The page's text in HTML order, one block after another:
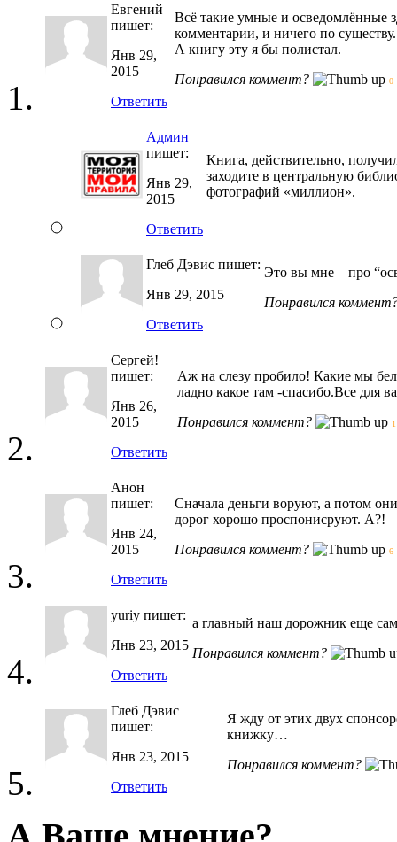
Евгений
пишет:
Янв 29,
2015
Ответить
Всё такие умные и осведомлённые
комментарии, и ничего по
А книгу эту я бы полистал.
Понравился коммент?
0
Админ
пишет:
Янв 29,
2015
Ответить
Книга, действительно,
заходите в центральную
фотографий «миллион».
Глеб Дэвис пишет:
Янв 29, 2015
Ответить
Это вы мне – про
Понравился
Сергей!
пишет:
Янв 26,
2015
Ответить
Аж на слезу пробило! Какие мы
ладно какое там -спасибо.Все для
Понравился коммент?
1
Анон
пишет:
Янв 24,
2015
Ответить
Сначала деньги воруют, а потом
дорог хорошо проспонисруют. А?!
Понравился коммент?
6
yuriy пишет:
Янв 23, 2015
Ответить
а главный наш дорожник еще
Понравился коммент?
Глеб Дэвис
пишет:
Янв 23, 2015
Ответить
Я жду от этих двух
книжку…
Понравился коммент?